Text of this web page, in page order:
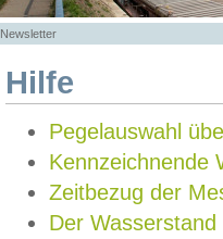
Newsletter
Hilfe
Pegelauswahl
Kennzeichnende
Zeitbezug der
Der Wasserstand